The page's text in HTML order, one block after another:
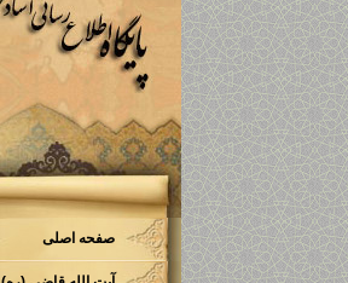
صفحه اصلی